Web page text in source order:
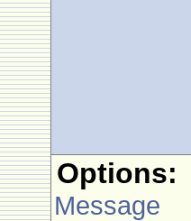
Options:
Message